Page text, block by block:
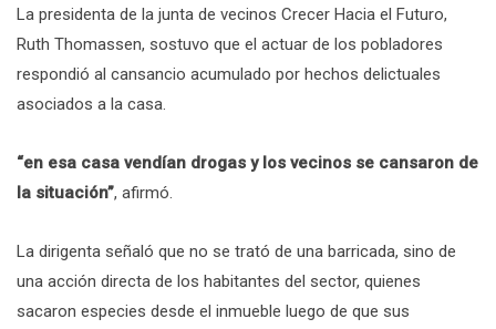
La presidenta de la junta de vecinos Crecer Hacia el Futuro,
Ruth Thomassen, sostuvo que el actuar de los pobladores
respondió al cansancio acumulado por hechos delictuales
asociados a la casa.
“en esa casa vendían drogas y los vecinos se cansaron de
la situación”, afirmó.
La dirigenta señaló que no se trató de una barricada, sino de
una acción directa de los habitantes del sector, quienes
sacaron especies desde el inmueble luego de que sus